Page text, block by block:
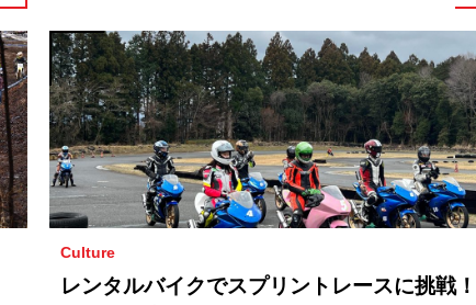
Culture
レンタルバイクでスプリントレースに挑戦